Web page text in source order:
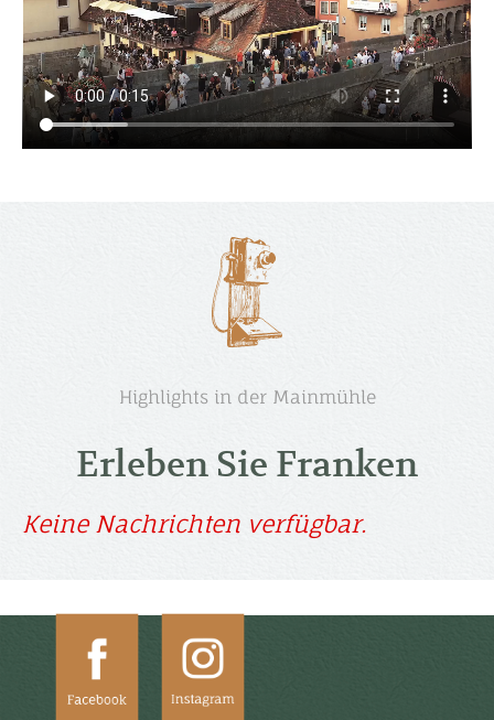
Highlights in der Mainmühle
Erleben Sie Franken
Keine Nachrichten verfügbar.